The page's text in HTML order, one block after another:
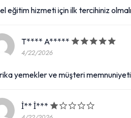
eğitim hizmeti için ilk tercihiniz olmalı
T**** A*****
4/22/2026
yemekler ve müşteri
İ** İ***